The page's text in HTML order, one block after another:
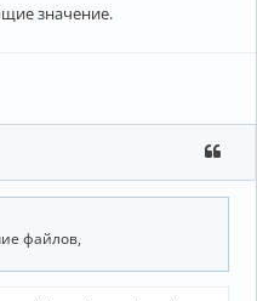
значение.
файлов,